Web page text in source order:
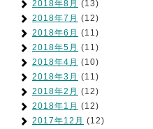
2018年8月 (13)
2018年7月 (12)
2018年6月 (11)
2018年5月 (11)
2018年4月 (10)
2018年3月 (11)
2018年2月 (12)
2018年1月 (12)
2017年12月 (12)